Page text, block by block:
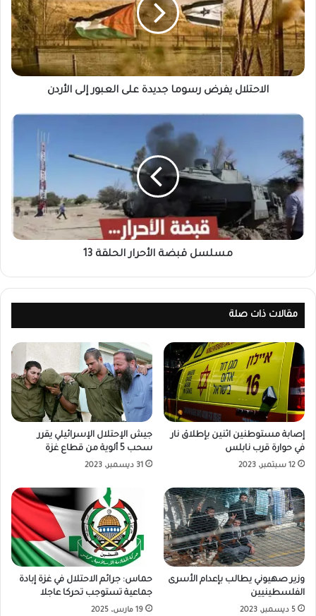
الاحتلال يفرض رسوما جديدة على العبور إلى الأردن
مسلسل قبضة الأحرار الحلقة 13
مقالات ذات صلة
إصابة مستوطنين اثنين بإطلاق نار
في حوارة قرب نابلس
12 سبتمبر، 2023
جيش الإحتلال الإسرائيلي يقرر
سحب 5 ألوية من قطاع غزة
31 ديسمبر، 2023
وزير صهيوني يطالب بإعدام الأسرى
الفلسطينيين
5 ديسمبر، 2023
حماس: جرائم الاحتلال في غزة إبادة
جماعية تستوجب تحركا عاجلا
19 مارس، 2025